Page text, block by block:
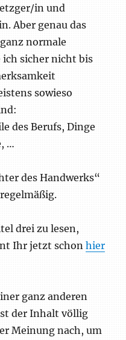
in und
Aber genau das
normale
sicher nicht bis
sowieso
des Berufs, Dinge
…
des Handwerks“
drei zu lesen,
Ihr jetzt schonhier
ganz anderen
der Inhalt völlig
Meinung nach, um